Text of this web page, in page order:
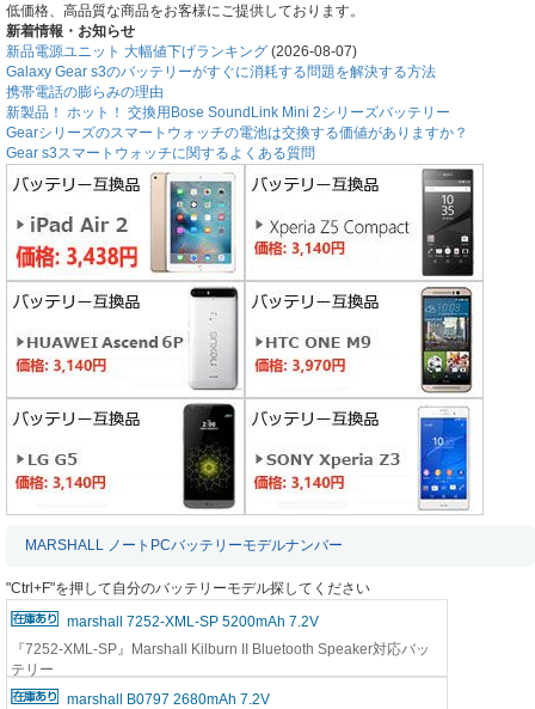
低価格、高品質な商品をお客様にご提供しております。
新着情報・お知らせ
新品電源ユニット 大幅値下げランキング (2026-08-07)
Galaxy Gear s3のバッテリーがすぐに消耗する問題を解決する方法
携帯電話の膨らみの理由
新製品！ ホット！ 交換用Bose SoundLink Mini 2シリーズバッテリー
Gearシリーズのスマートウォッチの電池は交換する価値がありますか？
Gear s3スマートウォッチに関するよくある質問
MARSHALL ノートPCバッテリーモデルナンバー
"Ctrl+F"を押して自分のバッテリーモデル探してください
marshall 7252-XML-SP 5200mAh 7.2V
『7252-XML-SP』Marshall Kilburn II Bluetooth Speaker対応バッ
テリー
marshall B0797 2680mAh 7.2V